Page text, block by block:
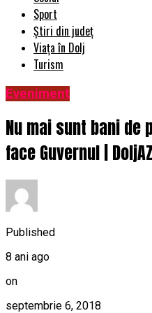
Sport
Știri din județ
Viața în Dolj
Turism
Eveniment
Nu mai sunt bani de
face Guvernul |
Published
8 ani ago
on
septembrie 6, 2018